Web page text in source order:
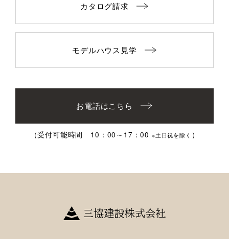
カタログ請求
モデルハウス見学
お電話はこちら
（受付可能時間 10：00～17：00 ※土日祝を除く ）